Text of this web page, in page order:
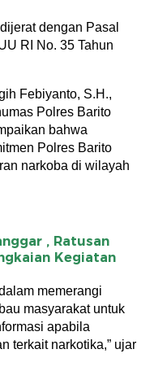
dengan Pasal
RI No. 35 Tahun
Febiyanto, S.H.,
Polres Barito
bahwa
Polres Barito
narkoba di wilayah
, Ratusan
Kegiatan
memerangi
masyarakat untuk
apabila
terkait narkotika,” ujar